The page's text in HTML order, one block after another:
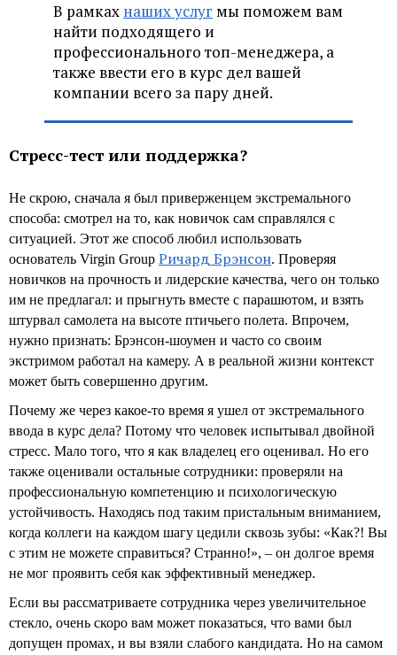
В рамках наших услуг мы поможем вам
найти подходящего и
профессионального топ-менеджера, а
также ввести его в курс дел вашей
компании всего за пару дней.
Стресс-тест или поддержка?
Не скрою, сначала я был приверженцем экстремального
способа: смотрел на то, как новичок сам справлялся с
ситуацией. Этот же способ любил использовать
основатель Virgin Group Ричард Брэнсон. Проверяя
новичков на прочность и лидерские качества, чего он только
им не предлагал: и прыгнуть вместе с парашютом, и взять
штурвал самолета на высоте птичьего полета. Впрочем,
нужно признать: Брэнсон-шоумен и часто со своим
экстримом работал на камеру. А в реальной жизни контекст
может быть совершенно другим.
Почему же через какое-то время я ушел от экстремального
ввода в курс дела? Потому что человек испытывал двойной
стресс. Мало того, что я как владелец его оценивал. Но его
также оценивали остальные сотрудники: проверяли на
профессиональную компетенцию и психологическую
устойчивость. Находясь под таким пристальным вниманием,
когда коллеги на каждом шагу цедили сквозь зубы: «Как?! Вы
с этим не можете справиться? Странно!», – он долгое время
не мог проявить себя как эффективный менеджер.
Если вы рассматриваете сотрудника через увеличительное
стекло, очень скоро вам может показаться, что вами был
допущен промах, и вы взяли слабого кандидата. Но на самом